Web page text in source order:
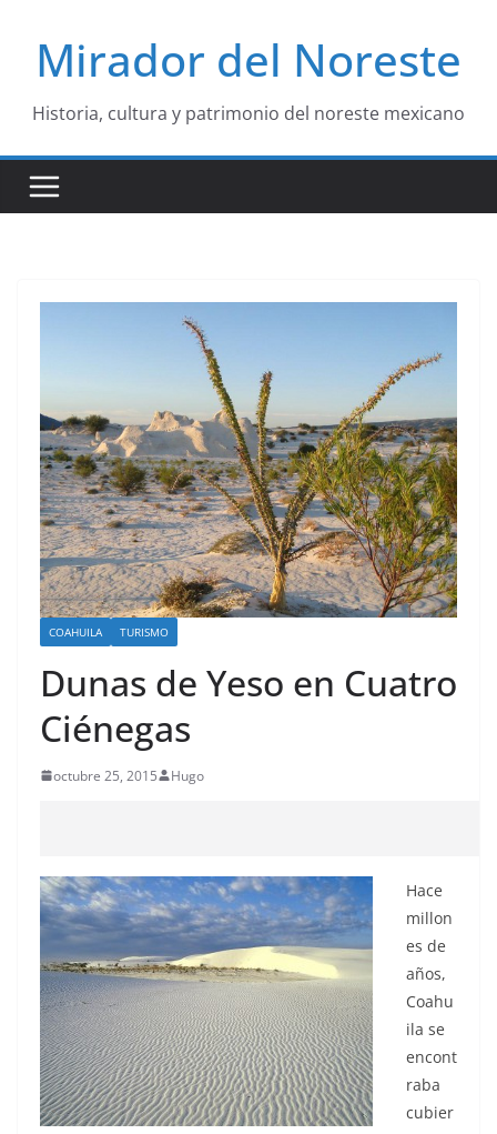
contenido
Mirador del Noreste
Historia, cultura y patrimonio del noreste mexicano
COAHUILA TURISMO
Dunas de Yeso en Cuatro
Ciénegas
octubre 25, 2015 Hugo
Hace
millon
es de
años,
Coahu
ila se
encont
raba
cubier